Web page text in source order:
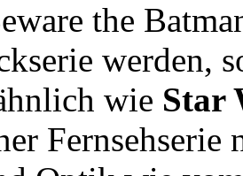
the
werden,
wie Star